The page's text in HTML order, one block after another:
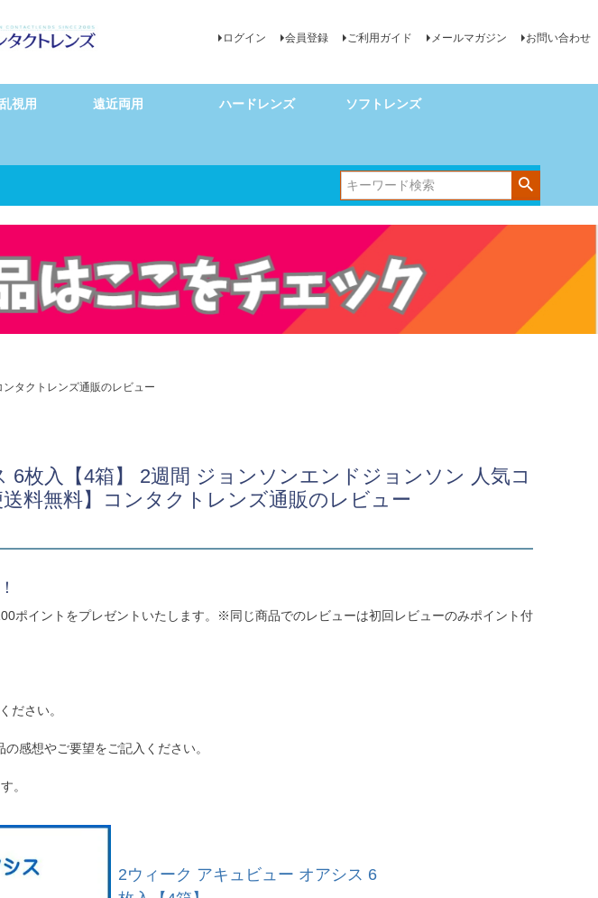
ログイン 会員登録 ご利用ガイド メールマガジン お問い合わせ
視用 遠近両用 ハードレンズ ソフトレンズ
タクトレンズ通販のレビュー
枚入【4箱】 2週間 ジョンソンエンドジョンソン 人気コ
料無料】コンタクトレンズ通販のレビュー
ポイントをプレゼントいたします。※同じ商品でのレビューは初回レビューのみポイント付
ださい。
感想やご要望をご記入ください。
。
2ウィーク アキュビュー オアシス 6